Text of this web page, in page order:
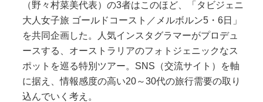
（野々村菜美代表）の3者はこのほど、「タビジェニ
大人女子旅 ゴールドコースト／メルボルン5・6日」
を共同企画した。人気インスタグラマーがプロデュ
ースする、オーストラリアのフォトジェニックなス
ポットを巡る特別ツアー。SNS（交流サイト）を軸
に据え、情報感度の高い20～30代の旅行需要の取り
込んでいく考え。